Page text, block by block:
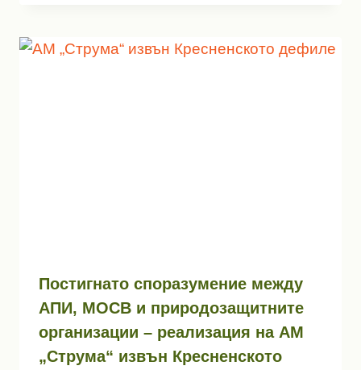
Постигнато споразумение между
АПИ, МОСВ и природозащитните
организации – реализация на АМ
„Струма“ извън Кресненското